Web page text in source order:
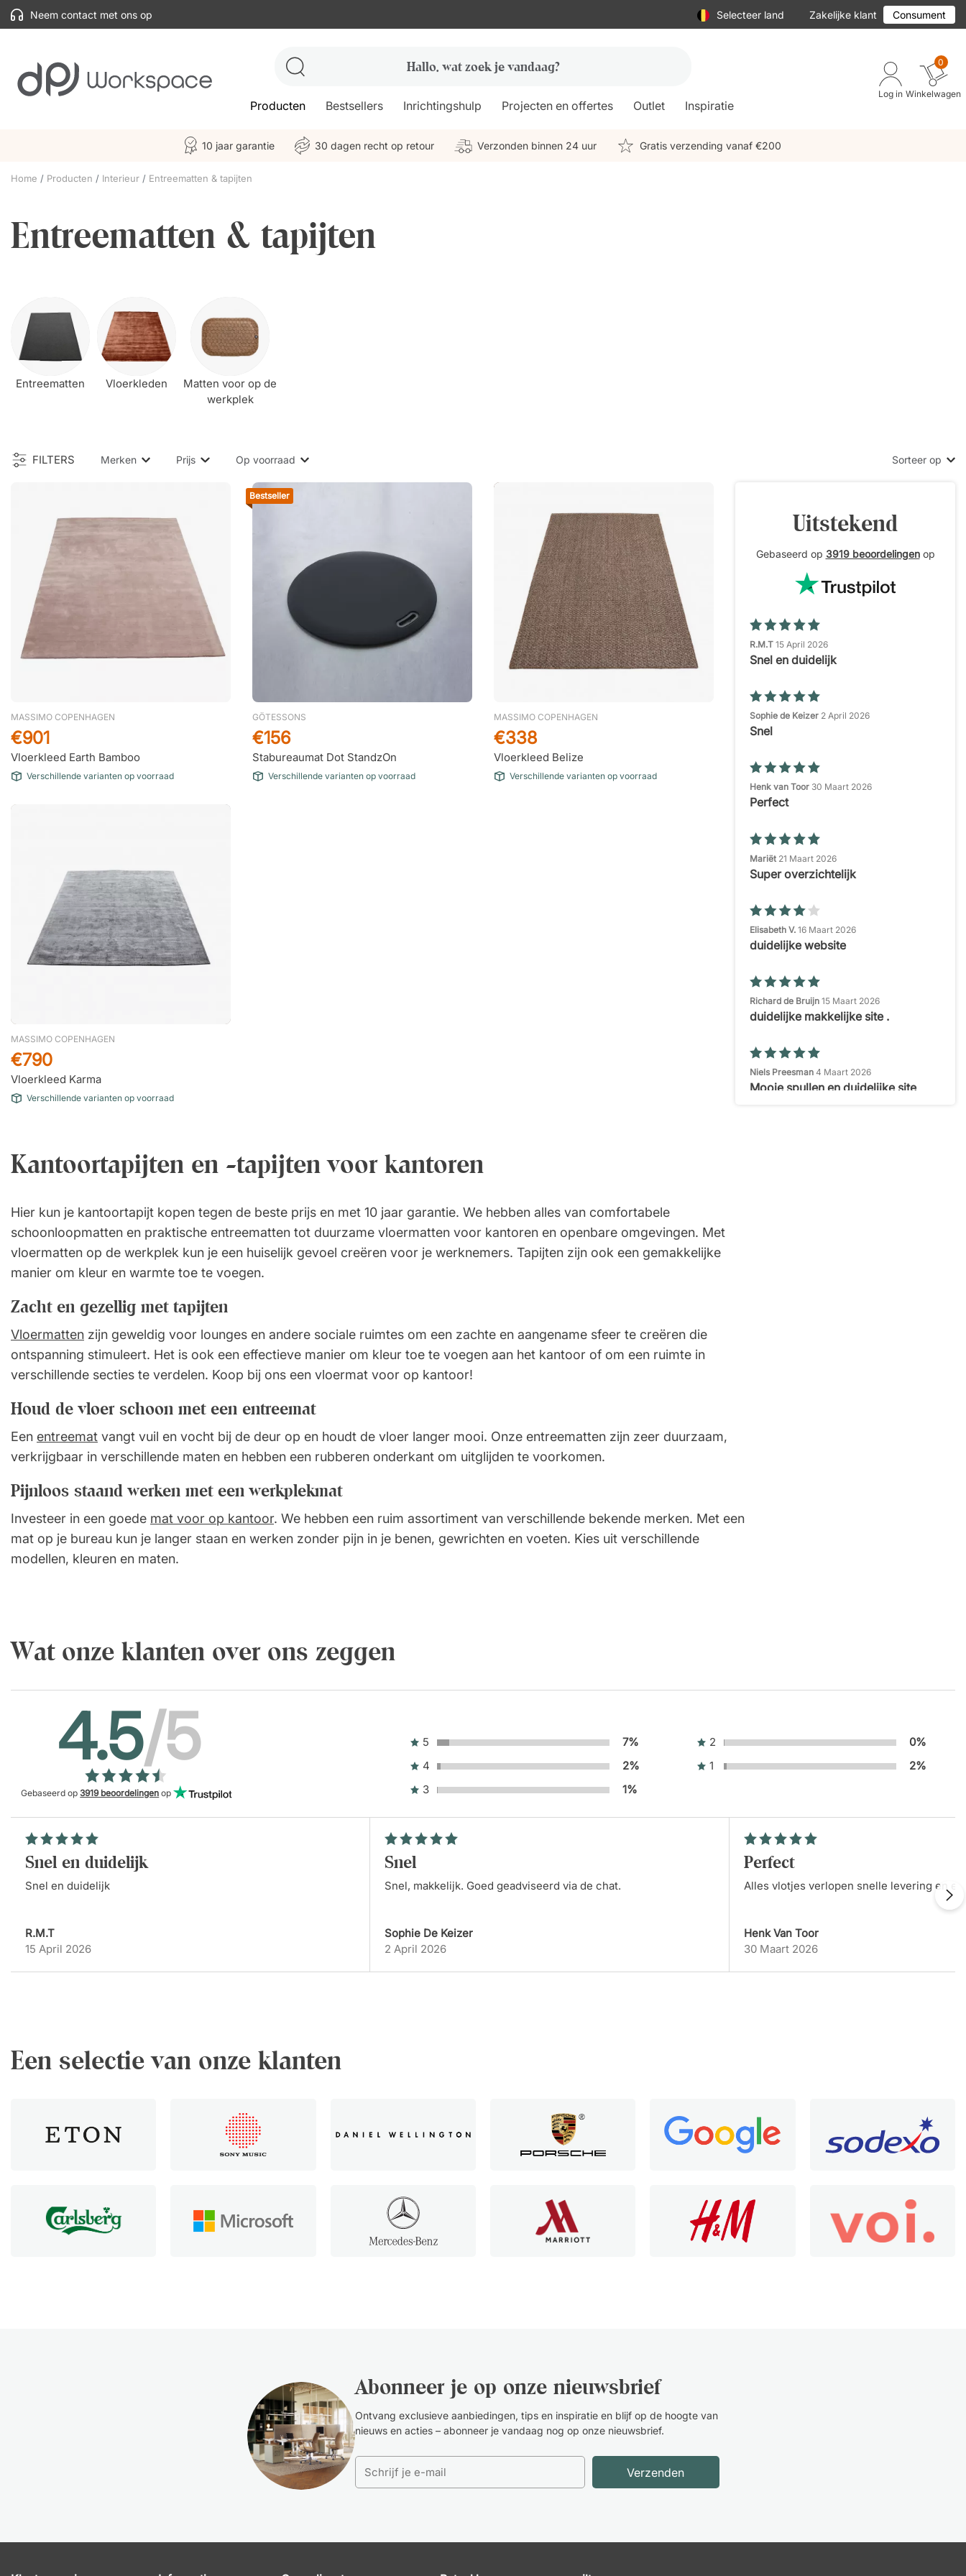
Neem contact met ons op Selecteer land Zakelijke klant Consument
Producten Bestsellers Inrichtingshulp Projecten en offertes Outlet Inspiratie
Log in
0
Winkelwagen
10 jaar garantie 30 dagen recht op retour Verzonden binnen 24 uur Gratis verzending vanaf €200
Home Producten Interieur Entreematten & tapijten
Entreematten & tapijten
Entreematten Vloerkleden
Matten voor op de
werkplek
FILTERS Merken Prijs Op voorraad Sorteer op
Uitstekend
Gebaseerd op 3919 beoordelingenop
R.M.T 15 April 2026
Snel en duidelijk
Sophie de Keizer 2 April 2026
Snel
Henk van Toor 30 Maart 2026
Perfect
Mariët 21 Maart 2026
Super overzichtelijk
Elisabeth V. 16 Maart 2026
duidelijke website
Richard de Bruijn 15 Maart 2026
duidelijke makkelijke site .
Niels Preesman 4 Maart 2026
Mooie spullen en duidelijke site
Snel en goed
Daniela Oprea 14 Oktober 2025
Fantastische ervaring
Karin Wielsma 14 Oktober 2025
Topkwaliteit bureau
R. Bakker 13 Oktober 2025
Snelle levering
MASSIMO COPENHAGEN
Vloerkleed Earth Bamboo
€901
Verschillende varianten op voorraad
Bestseller
GÖTESSONS
Stabureaumat Dot StandzOn
€156
Verschillende varianten op voorraad
MASSIMO COPENHAGEN
Vloerkleed Belize
€338
Verschillende varianten op voorraad
MASSIMO COPENHAGEN
Vloerkleed Karma
€790
Verschillende varianten op voorraad
Kantoortapijten en -tapijten voor kantoren
Hier kun je kantoortapijt kopen tegen de beste prijs en met 10 jaar garantie. We hebben alles van comfortabele
schoonloopmatten en praktische entreematten tot duurzame vloermatten voor kantoren en openbare omgevingen. Met
vloermatten op de werkplek kun je een huiselijk gevoel creëren voor je werknemers. Tapijten zijn ook een gemakkelijke
manier om kleur en warmte toe te voegen.
Zacht en gezellig met tapijten
Vloermatten zijn geweldig voor lounges en andere sociale ruimtes om een zachte en aangename sfeer te creëren die
ontspanning stimuleert. Het is ook een effectieve manier om kleur toe te voegen aan het kantoor of om een ruimte in
verschillende secties te verdelen. Koop bij ons een vloermat voor op kantoor!
Houd de vloer schoon met een entreemat
Een entreemat vangt vuil en vocht bij de deur op en houdt de vloer langer mooi. Onze entreematten zijn zeer duurzaam,
verkrijgbaar in verschillende maten en hebben een rubberen onderkant om uitglijden te voorkomen.
Pijnloos staand werken met een werkplekmat
Investeer in een goede mat voor op kantoor. We hebben een ruim assortiment van verschillende bekende merken. Met een
mat op je bureau kun je langer staan en werken zonder pijn in je benen, gewrichten en voeten. Kies uit verschillende
modellen, kleuren en maten.
Wat onze klanten over ons zeggen
4.5/5
Gebaseerd op3919 beoordelingen op
5
7%
4
2%
3
1%
2
0%
1
2%
Snel en duidelijk
Snel en duidelijk
R.M.T
15 April 2026
Snel
Snel, makkelijk. Goed geadviseerd via de chat.
Sophie De Keizer
2 April 2026
Perfect
Alles vlotjes verlopen snelle levering en
Henk Van Toor
30 Maart 2026
Een selectie van onze klanten
Abonneer je op onze nieuwsbrief
Ontvang exclusieve aanbiedingen, tips en inspiratie en blijf op de hoogte van
nieuws en acties – abonneer je vandaag nog op onze nieuwsbrief.
Verzenden